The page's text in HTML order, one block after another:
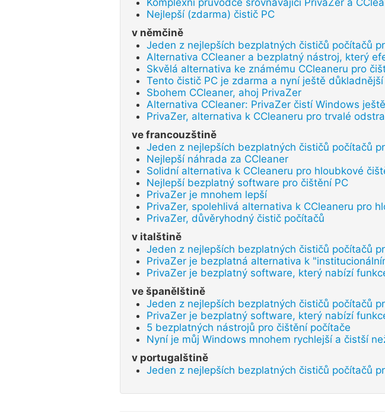
Komplexní průvodce srovnávající PrivaZer a
Nejlepší (zdarma) čistič PC
v němčině
Jeden z nejlepších bezplatných čističů počítačů
Alternativa CCleaner a bezplatný nástroj, který
Skvělá alternativa ke známému CCleaneru pro
Tento čistič PC je zdarma a nyní ještě důkladnější
Sbohem CCleaner, ahoj PrivaZer
Alternativa CCleaner: PrivaZer čistí Windows
PrivaZer, alternativa k CCleaneru pro trvalé
ve francouzštině
Jeden z nejlepších bezplatných čističů počítačů
Nejlepší náhrada za CCleaner
Solidní alternativa k CCleaneru pro hloubkové
Nejlepší bezplatný software pro čištění PC
PrivaZer je mnohem lepší
PrivaZer, spolehlivá alternativa k CCleaneru pro
PrivaZer, důvěryhodný čistič počítačů
v italštině
Jeden z nejlepších bezplatných čističů počítačů
PrivaZer je bezplatná alternativa k
PrivaZer je bezplatný software, který nabízí
ve španělštině
Jeden z nejlepších bezplatných čističů počítačů
PrivaZer je bezplatný software, který nabízí
5 bezplatných nástrojů pro čištění počítače
Nyní je můj Windows mnohem rychlejší a čistší
v portugalštině
Jeden z nejlepších bezplatných čističů počítačů